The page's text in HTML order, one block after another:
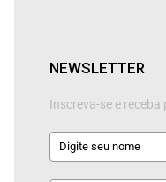
NEWSLETTER
Inscreva-se e